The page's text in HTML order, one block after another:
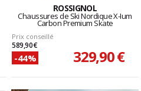
ROSSIGNOL
Chaussures de Ski Nordique X-Ium
Carbon Premium Skate
Prix conseillé
589,90 €
-44% 329,90 €